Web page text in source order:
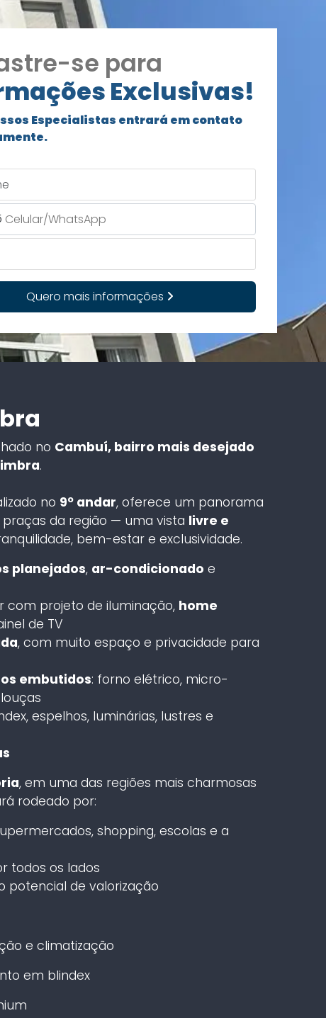
se para
Exclusivas!
Especialistas entrará em contato
Quero mais informações
no Cambuí, bairro mais desejado
.
no 9º andar, oferece um panorama
da região — uma vista livre e
bem-estar e exclusividade.
planejados, ar-condicionado e
com projeto de iluminação, home
de TV
, com muito espaço e privacidade para
embutidos: forno elétrico, micro-
espelhos, luminárias, lustres e
, em uma das regiões mais charmosas
rodeado por:
shopping, escolas e a
todos os lados
potencial de valorização
e climatização
em blindex